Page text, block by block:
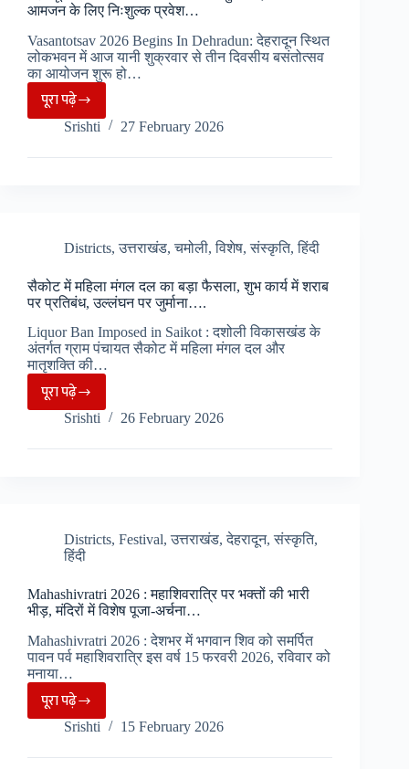
को
लेकर
प्रशासन
की
खास
अपील…
आमजन के लिए निःशुल्क प्रवेश…
Vasantotsav 2026 Begins In Dehradun: देहरादून स्थित
लोकभवन में आज यानी शुक्रवार से तीन दिवसीय बसंतोत्सव
का आयोजन शुरू हो…
पूरा पढ़ेदेहरादून
के
लोकभवन
शुरुआत,
दिन
आमजन
के
लिए
निःशुल्क
प्रवेश…
Srishti 27 February 2026
Districts,उत्तराखंड,चमोली,विशेष,संस्कृति,हिंदी
सैकोट में महिला मंगल दल का बड़ा फैसला, शुभ कार्य में शराब
पर प्रतिबंध, उल्लंघन पर जुर्माना….
Liquor Ban Imposed in Saikot : दशोली विकासखंड के
अंतर्गत ग्राम पंचायत सैकोट में महिला मंगल दल और
मातृशक्ति की…
पूरा पढ़ेसैकोट
में
महिला
बड़ा
फैसला,
शुभ
कार्य
में
शराब
पर
प्रतिबंध,
उल्लंघन
Srishti 26 February 2026
Districts, Festival,उत्तराखंड,देहरादून,संस्कृति,
हिंदी
Mahashivratri 2026 : महाशिवरात्रि पर भक्तों की भारी
भीड़, मंदिरों में विशेष पूजा-अर्चना…
Mahashivratri 2026 : देशभर में भगवान शिव को समर्पित
पावन पर्व महाशिवरात्रि इस वर्ष 15 फरवरी 2026, रविवार को
मनाया…
पूरा पढ़ेMahashivratri
2026
:
Srishti 15 February 2026